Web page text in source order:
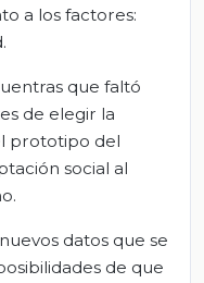
a los factores:
que faltó
de elegir la
prototipo del
social al
datos que se
de que